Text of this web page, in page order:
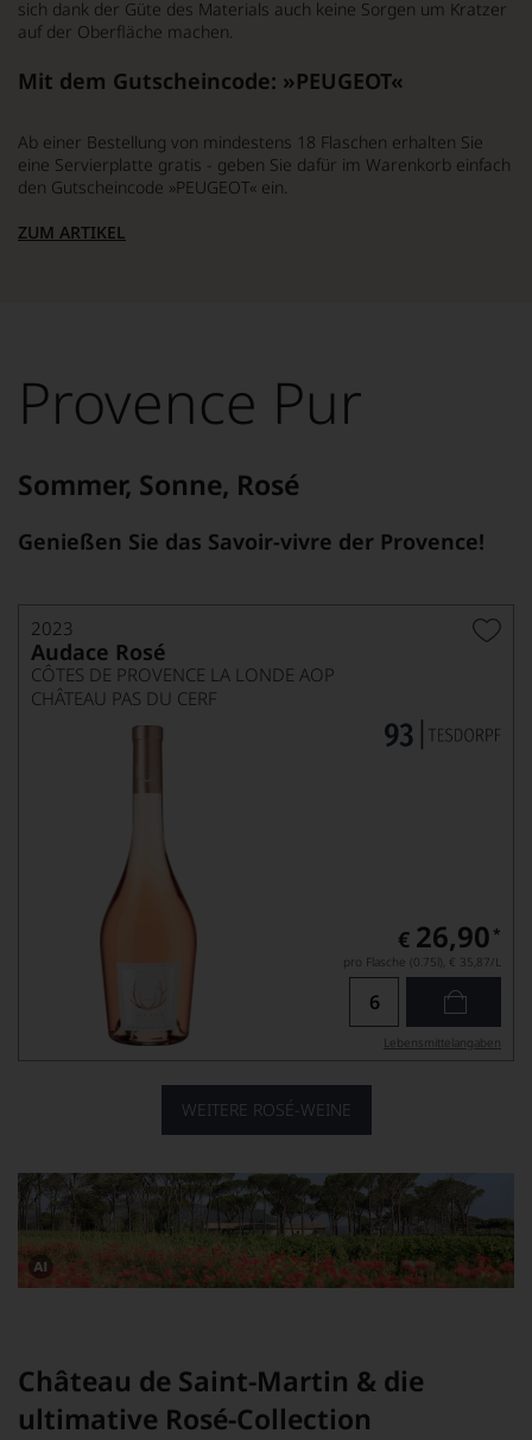
sich dank der Güte des Materials auch keine Sorgen um Kratzer
auf der Oberfläche machen.
Mit dem Gutscheincode: »PEUGEOT«
Ab einer Bestellung von mindestens 18 Flaschen erhalten Sie
eine Servierplatte gratis - geben Sie dafür im Warenkorb einfach
den Gutscheincode »PEUGEOT« ein.
ZUM ARTIKEL
Provence Pur
Sommer, Sonne, Rosé
Genießen Sie das Savoir-vivre der Provence!
WEITERE ROSÉ-WEINE
2023
Audace Rosé
CÔTES DE PROVENCE LA LONDE AOP
CHÂTEAU PAS DU CERF
€ 26,90 *
pro Flasche (0.75l), € 35,87/L
Lebensmittel­angaben
Dieses
KI
verändert.
Château de Saint-Martin & die
ultimative Rosé-Collection